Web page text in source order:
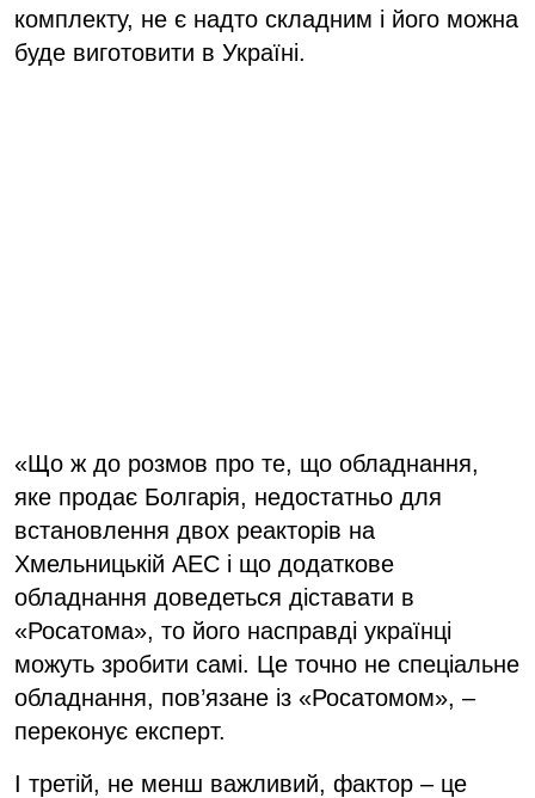
комплекту, не є надто складним і його можна
буде виготовити в Україні.
«Що ж до розмов про те, що обладнання,
яке продає Болгарія, недостатньо для
встановлення двох реакторів на
Хмельницькій АЕС і що додаткове
обладнання доведеться діставати в
«Росатома», то його насправді українці
можуть зробити самі. Це точно не спеціальне
обладнання, пов’язане із «Росатомом», –
переконує експерт.
І третій, не менш важливий, фактор – це